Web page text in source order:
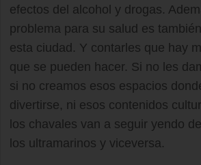
efectos del alcohol y drogas.
problema para su salud es
esta ciudad. Y contarles que hay
que se pueden hacer. Si no les
si no creamos esos espacios
divertirse, ni esos contenidos
los chavales van a seguir yendo
los ultramarinos y viceversa.